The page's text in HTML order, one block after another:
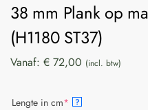
38 mm Plank op
(H1180 ST37)
Vanaf: € 72,00 (incl. btw)
Lengte in cm* ?